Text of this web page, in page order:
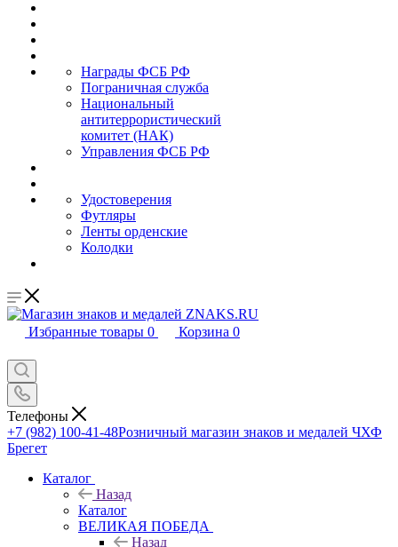
Награды ФСБ РФ
Пограничная служба
Национальный
антитеррористический
комитет (НАК)
Управления ФСБ РФ
Удостоверения
Футляры
Ленты орденские
Колодки
Избранные товары 0 Корзина 0
Телефоны
+7 (982) 100-41-48Розничный магазин знаков и медалей ЧХФ
Брегет
Каталог
Назад
Каталог
ВЕЛИКАЯ ПОБЕДА
Назад